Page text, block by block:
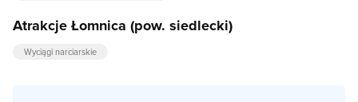
Atrakcje Łomnica (pow. siedlecki)
Wyciągi narciarskie